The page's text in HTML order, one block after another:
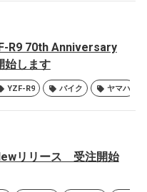
R9 70th Anniversary
始します
YZF-R9 バイク ヤマハ
リリース 受注開始